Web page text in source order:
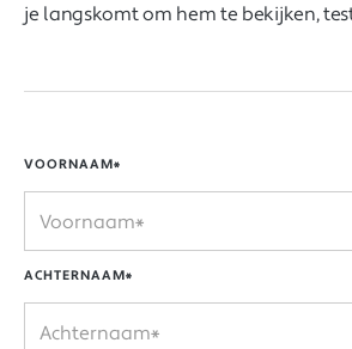
je langskomt om hem te bekijken,
VOORNAAM*
ACHTERNAAM*